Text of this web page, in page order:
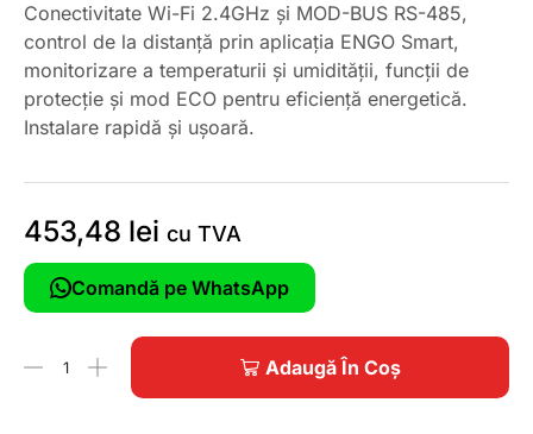
Conectivitate Wi-Fi 2.4GHz și MOD-BUS RS-485,
control de la distanță prin aplicația ENGO Smart,
monitorizare a temperaturii și umidității, funcții de
protecție și mod ECO pentru eficiență energetică.
Instalare rapidă și ușoară.
453,48 lei cu TVA
Comandă pe WhatsApp
Adaugă În Coș